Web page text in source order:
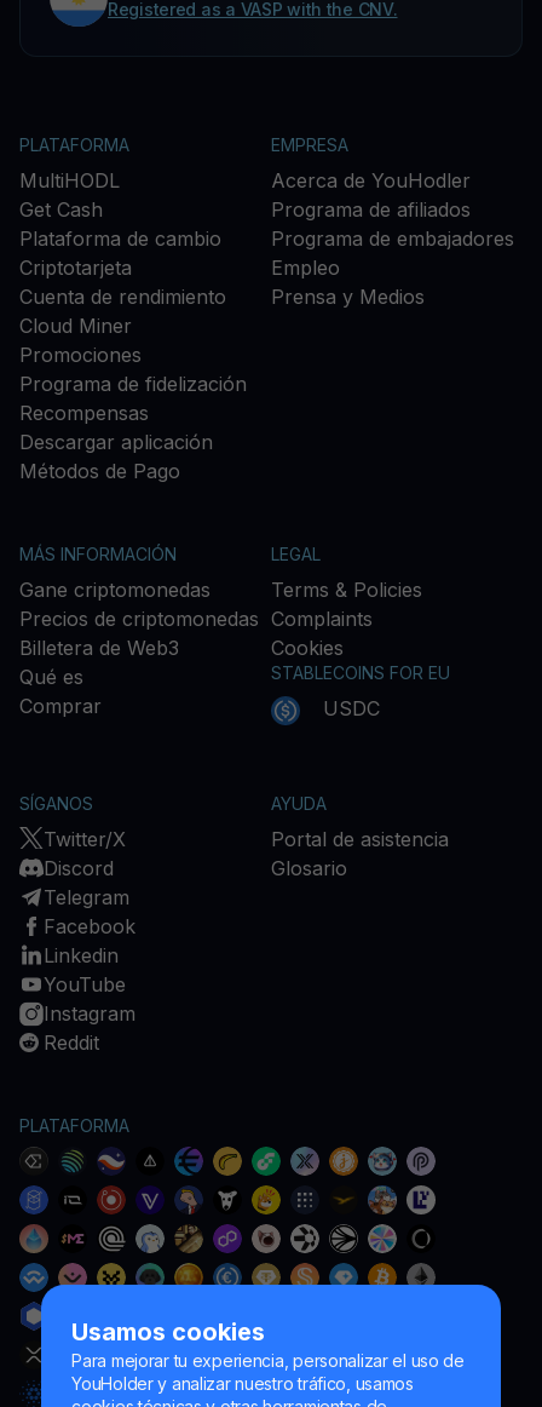
Usamos cookies
Para mejorar tu experiencia, personalizar el uso de
YouHolder y analizar nuestro tráfico, usamos
Registered as a VASP with the CNV.
PLATAFORMA
MultiHODL
Get Cash
Plataforma de cambio
Criptotarjeta
Cuenta de rendimiento
Cloud Miner
Promociones
Programa de fidelización
Recompensas
Descargar aplicación
Métodos de Pago
EMPRESA
Acerca de YouHodler
Programa de afiliados
Programa de embajadores
Empleo
Prensa y Medios
MÁS INFORMACIÓN
Gane criptomonedas
Precios de criptomonedas
Billetera de Web3
Qué es
Comprar
LEGAL
Terms & Policies
Complaints
Cookies
STABLECOINS FOR EU
USDC
SÍGANOS
Twitter/X
Discord
Telegram
Facebook
Linkedin
YouTube
Instagram
Reddit
AYUDA
Portal de asistencia
Glosario
PLATAFORMA